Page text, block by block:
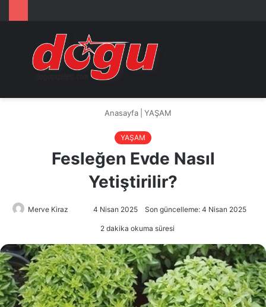
Arama
...
Anasayfa YAŞAM
YAŞAM
Fesleğen Evde Nasıl
Yetiştirilir?
Merve Kiraz
göndermek
4 Nisan 2025 Son güncelleme: 4 Nisan 2025
2 dakika okuma süresi